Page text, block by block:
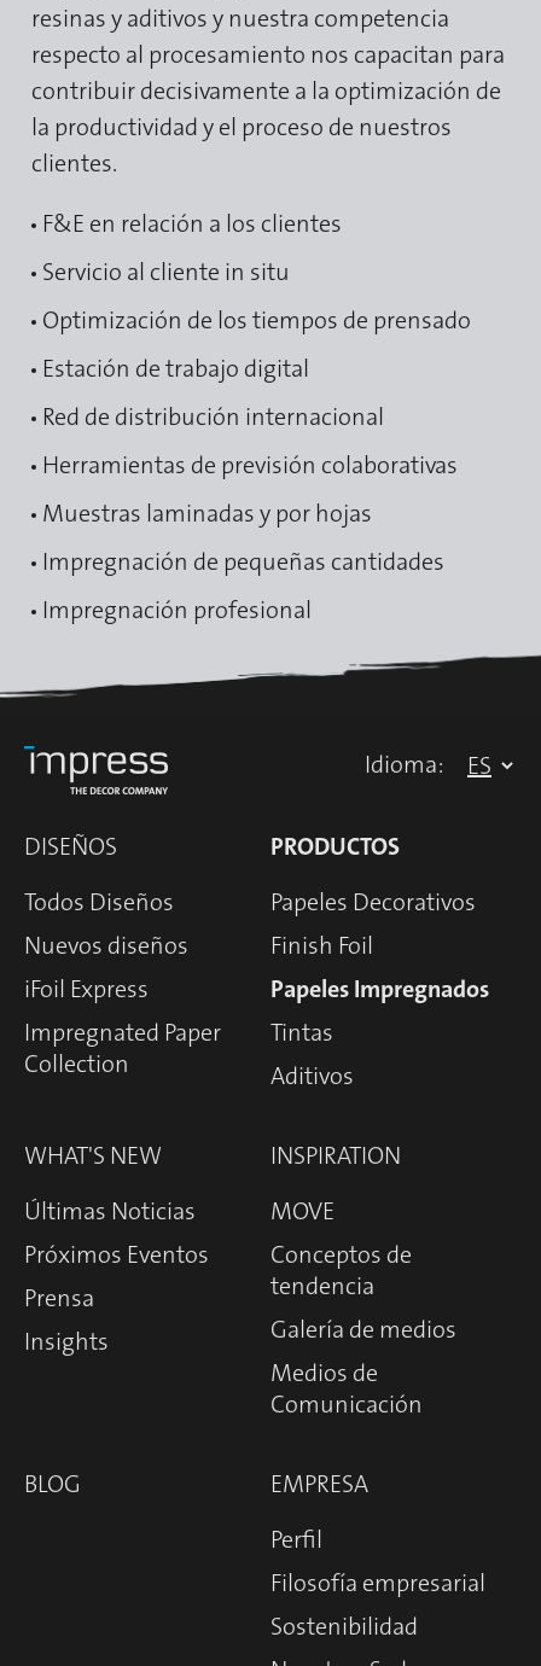
resinas y aditivos y nuestra competencia
respecto al procesamiento nos capacitan para
contribuir decisivamente a la optimización de
la productividad y el proceso de nuestros
clientes.
F&E en relación a los clientes
Servicio al cliente in situ
Optimización de los tiempos de prensado
Estación de trabajo digital
Red de distribución internacional
Herramientas de previsión colaborativas
Muestras laminadas y por hojas
Impregnación de pequeñas cantidades
Impregnación profesional
Idioma:
DISEÑOS
Todos Diseños
Nuevos diseños
iFoil Express
Impregnated Paper
Collection
PRODUCTOS
Papeles Decorativos
Finish Foil
Papeles Impregnados
Tintas
Aditivos
WHAT'S NEW
Últimas Noticias
Próximos Eventos
Prensa
Insights
INSPIRATION
MOVE
Conceptos de
tendencia
Galería de medios
Medios de
Comunicación
BLOG
EMPRESA
Perfil
Filosofía empresarial
Sostenibilidad